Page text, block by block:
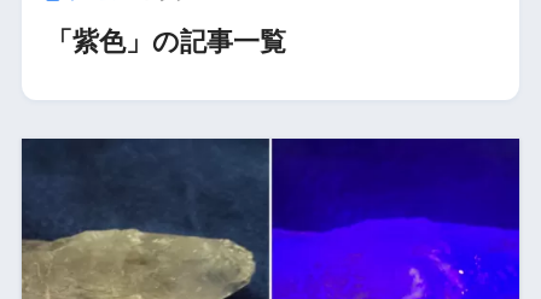
「紫色」の記事一覧